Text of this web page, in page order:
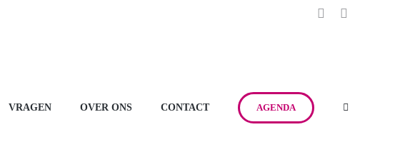
Facebook
VRAGEN OVER ONS CONTACT AGENDA